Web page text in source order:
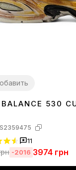
3839414243 44
BALANCE 530
11
-2016 3974грн